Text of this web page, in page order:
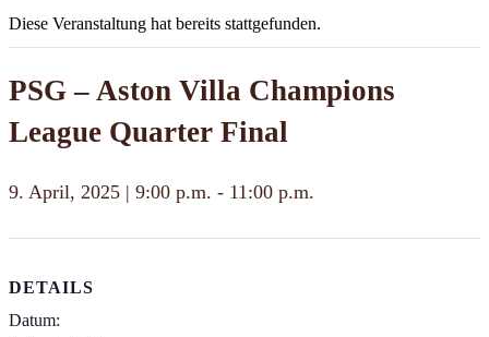
Diese Veranstaltung hat bereits stattgefunden.
PSG – Aston Villa Champions
League Quarter Final
9. April, 2025 | 9:00 p.m. - 11:00 p.m.
DETAILS
Datum: